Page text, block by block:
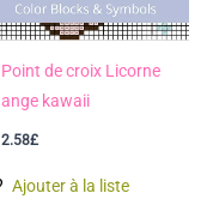
Point de croix Licorne
ange kawaii
2.58£
Ajouter à la liste